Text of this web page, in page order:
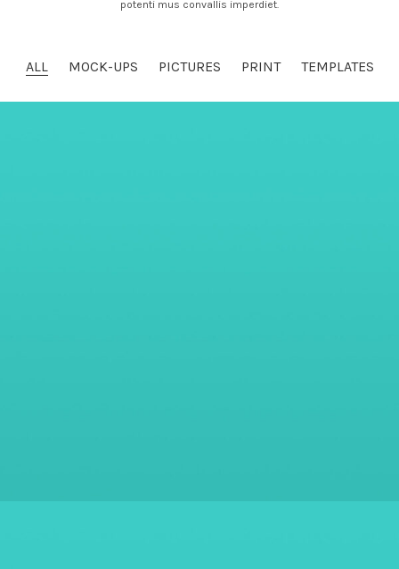
potenti mus convallis imperdiet.
ALL MOCK-UPS PICTURES PRINT TEMPLATES